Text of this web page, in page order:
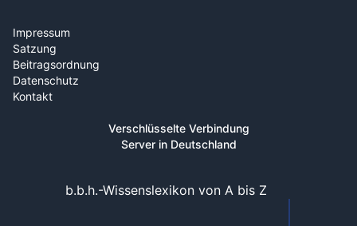
Impressum
Satzung
Beitragsordnung
Datenschutz
Kontakt
Verschlüsselte Verbindung
Server in Deutschland
b.b.h.-Wissenslexikon von A bis Z